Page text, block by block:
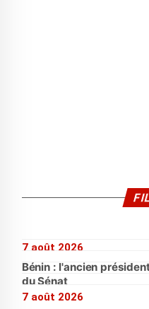
7 août 2026
Bénin : l'ancien
du Sénat
7 août 2026